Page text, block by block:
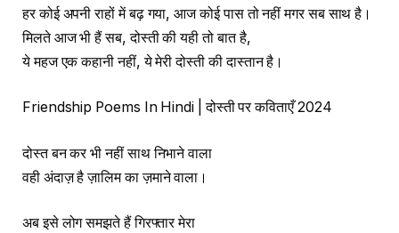
हर कोई अपनी राहों में बढ़ गया, आज कोई पास तो नहीं मगर सब साथ है।
मिलते आज भी हैं सब, दोस्ती की यही तो बात है,
ये महज एक कहानी नहीं, ये मेरी दोस्ती की दास्तान है।
Friendship Poems In Hindi | दोस्ती पर कविताएँ 2024
दोस्त बन कर भी नहीं साथ निभाने वाला
वही अंदाज़ है ज़ालिम का ज़माने वाला।
अब इसे लोग समझते हैं गिरफ्तार मेरा